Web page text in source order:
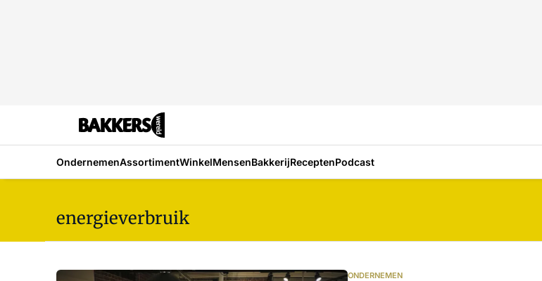
OndernemenAssortimentWinkelMensenBakkerijReceptenPodcast
energieverbruik
ONDERNEMEN